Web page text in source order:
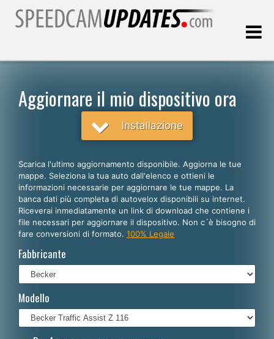
Italiano
English
Español
Deutsch
Polski
Aggiornare il mio dispositivo ora
Installazione
Scarica l'ultimo aggiornamento disponibile. Aggiorna le tue
mappe. Seleziona la tua auto dall'elenco e ottieni le
informazioni necessarie per aggiornare le tue mappe. La
banca dati più completa di autovelox disponibili su internet.
Riceverai inmediatamente un link di download che contiene i
file necessari per aggiornare il dispositivo. Non c´è bisogno di
fare conversioni di formato. 100% Legale
Fabbricante
Modello